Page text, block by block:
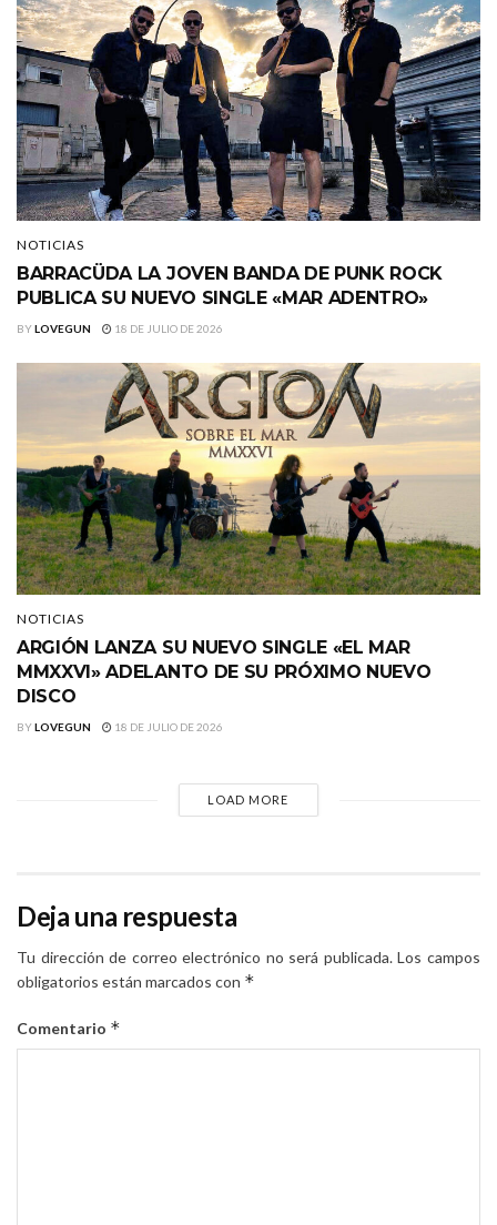
NOTICIAS
BARRACÜDA LA JOVEN BANDA DE PUNK ROCK
PUBLICA SU NUEVO SINGLE «MAR ADENTRO»
BYLOVEGUN 18 DE JULIO DE 2026
NOTICIAS
ARGIÓN LANZA SU NUEVO SINGLE «EL MAR
MMXXVI» ADELANTO DE SU PRÓXIMO NUEVO
DISCO
BYLOVEGUN 18 DE JULIO DE 2026
LOAD MORE
Deja una respuesta
Tu dirección de correo electrónico no será publicada. Los campos
obligatorios están marcados con *
Comentario *